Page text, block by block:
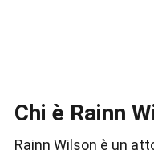
Chi è Rainn
Rainn Wilson è un